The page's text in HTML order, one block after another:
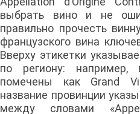
выбрать вино и не
правильно прочесть
французского вина
Вверху этикетки
по региону: например,
помечены как Grand
название провинции
между словами